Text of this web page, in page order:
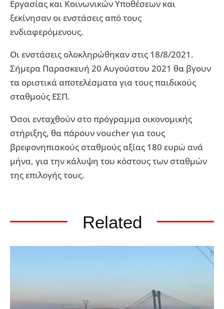
Εργασίας και Κοινωνικών Υποθέσεων και
ξεκίνησαν οι ενστάσεις από τους
ενδιαφερόμενους.
Οι ενστάσεις ολοκληρώθηκαν στις 18/8/2021.
Σήμερα Παρασκευή 20 Αυγούστου 2021 θα βγουν
τα οριστικά αποτελέσματα για τους παιδικούς
σταθμούς ΕΣΠ.
Όσοι ενταχθούν στο πρόγραμμα οικονομικής
στήριξης, θα πάρουν voucher για τους
βρεφονηπιακούς σταθμούς αξίας 180 ευρώ ανά
μήνα, για την κάλυψη του κόστους των σταθμών
της επιλογής τους.
Related